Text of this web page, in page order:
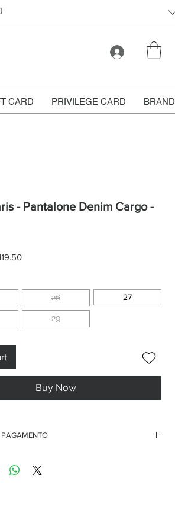
CARD PRIVILEGE CARD BRAND
- Pantalone Denim Cargo -
Sale
26 27
29
Buy Now
PAGAMENTO